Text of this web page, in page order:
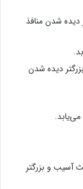
دیده شدن منافذ
دیده شدن
آسیب و بزرگتر